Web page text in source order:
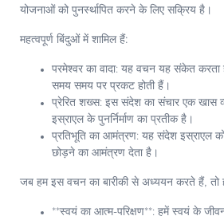
योजनाओं को पुनर्स्थापित करने के लिए सक्रिय है।
महत्वपूर्ण बिंदुओं में शामिल हैं:
परमेश्वर का वादा: यह वचन यह संकेत करता
समय समय पर प्रकट होती हैं।
प्रेरित शख्स: इस संदेश का संचार एक खास
इस्राएल के पुनर्निर्माण का प्रतीक है।
प्रतिभूति का आमंत्रण: यह संदेश इस्राएल
छोड़ने का आमंत्रण देता है।
जब हम इस वचन का बारीकी से अध्ययन करते हैं, तो
**स्वयं का आत्म-परिक्षण**: हमें स्वयं के